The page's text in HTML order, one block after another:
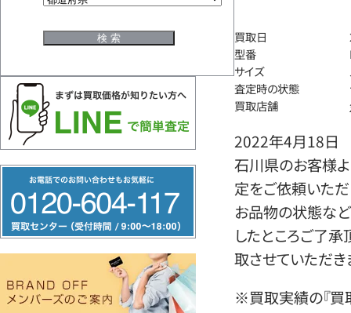
リ
ー
ヤ
買取日
型番
サイズ
査定時の状態
買取店舗
2022年4月18日
石川県のお客様
定をご依頼いただ
お品物の状態など
したところご了
取させていただき
※買取実績の『買